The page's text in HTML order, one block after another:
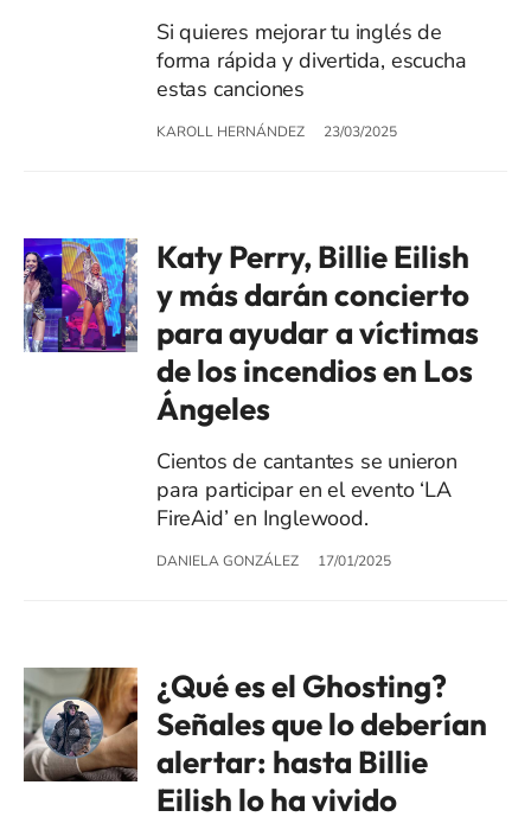
Si quieres mejorar tu inglés de
forma rápida y divertida, escucha
estas canciones
KAROLL HERNÁNDEZ 23/03/2025
Katy Perry, Billie Eilish
y más darán concierto
para ayudar a víctimas
de los incendios en Los
Ángeles
Cientos de cantantes se unieron
para participar en el evento ‘LA
FireAid’ en Inglewood.
DANIELA GONZÁLEZ 17/01/2025
¿Qué es el Ghosting?
Señales que lo deberían
alertar: hasta Billie
Eilish lo ha vivido